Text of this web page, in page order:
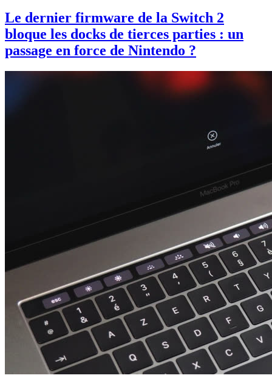
Le dernier firmware de la Switch 2
bloque les docks de tierces parties : un
passage en force de Nintendo ?